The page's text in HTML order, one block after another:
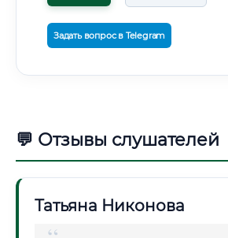
Задать вопрос в Telegram
💬 Отзывы слушателей
Татьяна Никонова